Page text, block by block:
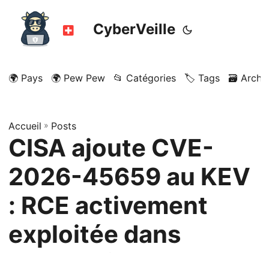
CyberVeille
🌍 Pays 🌍 Pew Pew 📂 Catégories 🏷️ Tags 🗃️
Accueil » Posts
CISA ajoute CVE-
2026-45659 au KEV
: RCE activement
exploitée dans